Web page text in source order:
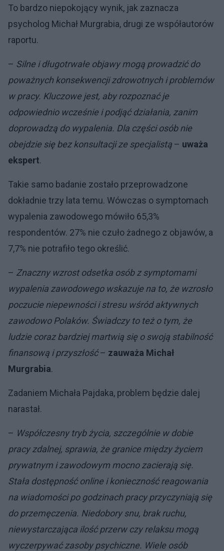
To bardzo niepokojący wynik, jak zaznacza
psycholog Michał Murgrabia, drugi ze współautorów
raportu.
– Silne i długotrwałe objawy mogą prowadzić do
poważnych konsekwencji zdrowotnych i problemów
w pracy. Kluczowe jest, aby rozpoznać je
odpowiednio wcześnie i podjąć działania, zanim
doprowadzą do wypalenia. Dla części osób nie
obejdzie się bez konsultacji ze specjalistą – uważa
ekspert.
Takie samo badanie zostało przeprowadzone
dokładnie trzy lata temu. Wówczas o symptomach
wypalenia zawodowego mówiło 65,3%
respondentów. 27% nie czuło żadnego z objawów, a
7,7% nie potrafiło tego określić.
– Znaczny wzrost odsetka osób z symptomami
wypalenia zawodowego wskazuje na to, że wzrosło
poczucie niepewności i stresu wśród aktywnych
zawodowo Polaków. Świadczy to też o tym, że
ludzie coraz bardziej martwią się o swoją stabilność
finansową i przyszłość– zauważa Michał
Murgrabia.
Zadaniem Michała Pajdaka, problem będzie dalej
narastał.
– Współczesny tryb życia, szczególnie w dobie
pracy zdalnej, sprawia, że granice między życiem
prywatnym i zawodowym mocno zacierają się.
Stała dostępność online i konieczność reagowania
na wiadomości po godzinach pracy przyczyniają się
do przemęczenia. Niedobory snu, brak ruchu,
niewystarczająca ilość przerw czy relaksu mogą
wyczerpywać zasoby psychiczne. Wiele osób